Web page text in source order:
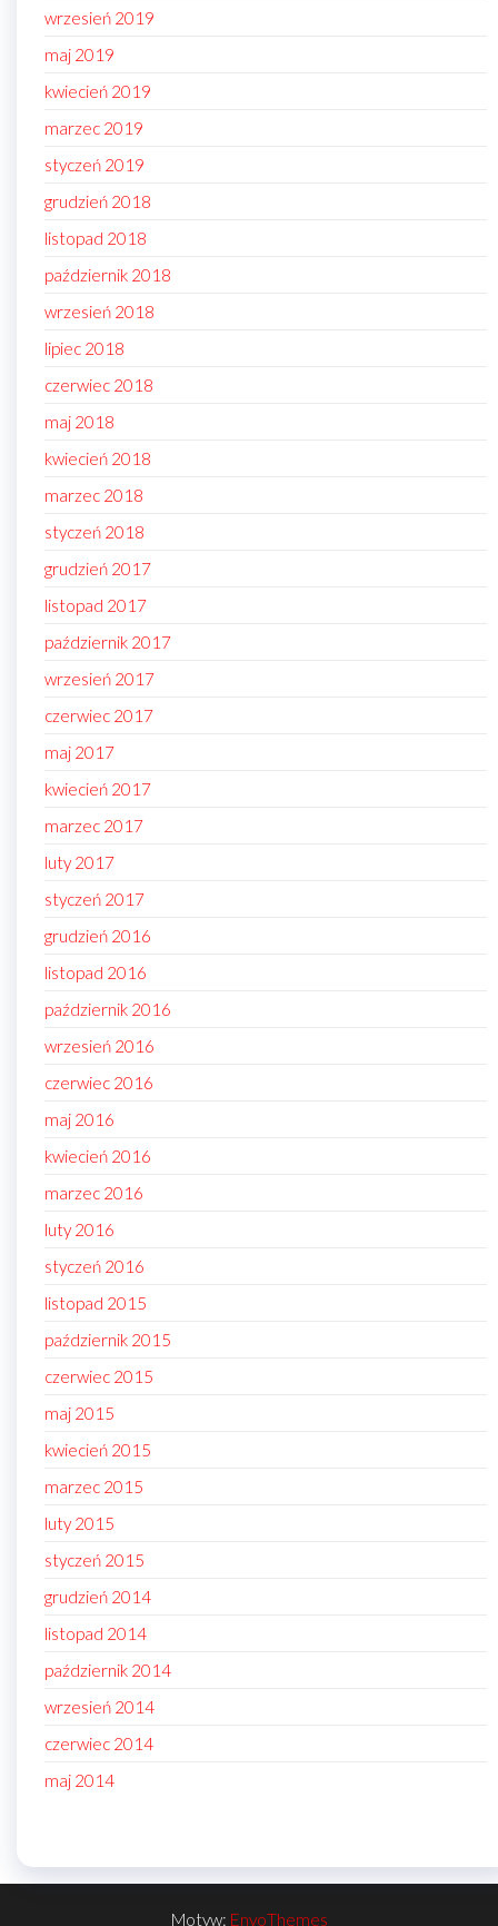
wrzesień 2019
maj 2019
kwiecień 2019
marzec 2019
styczeń 2019
grudzień 2018
listopad 2018
październik 2018
wrzesień 2018
lipiec 2018
czerwiec 2018
maj 2018
kwiecień 2018
marzec 2018
styczeń 2018
grudzień 2017
listopad 2017
październik 2017
wrzesień 2017
czerwiec 2017
maj 2017
kwiecień 2017
marzec 2017
luty 2017
styczeń 2017
grudzień 2016
listopad 2016
październik 2016
wrzesień 2016
czerwiec 2016
maj 2016
kwiecień 2016
marzec 2016
luty 2016
styczeń 2016
listopad 2015
październik 2015
czerwiec 2015
maj 2015
kwiecień 2015
marzec 2015
luty 2015
styczeń 2015
grudzień 2014
listopad 2014
październik 2014
wrzesień 2014
czerwiec 2014
maj 2014
Motyw: EnvoThemes